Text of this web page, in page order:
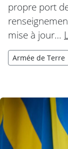
propre port
mise à jour…
Armée de Terre